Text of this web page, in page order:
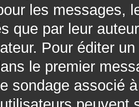
les messages,
que par leur
Pour éditer
le premier
sondage associé